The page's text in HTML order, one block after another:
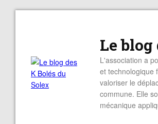
Le blog
L'association a
et technologique
valoriser le
commune. Elle
mécanique